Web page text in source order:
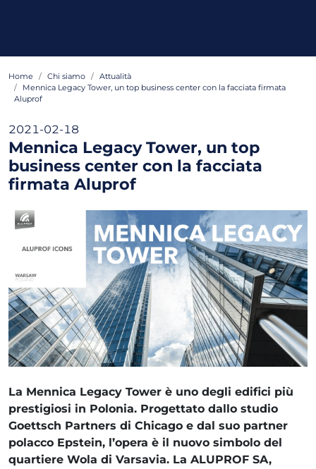
Home Chi siamo
Attualità
Mennica Legacy Tower, un top business center con la facciata firmata
Aluprof
2021-02-18
Mennica Legacy Tower, un top
business center con la facciata
firmata Aluprof
La Mennica Legacy Tower è uno degli edifici più
prestigiosi in Polonia. Progettato dallo studio
Goettsch Partners di Chicago e dal suo partner
polacco Epstein, l’opera è il nuovo simbolo del
quartiere Wola di Varsavia. La ALUPROF SA,